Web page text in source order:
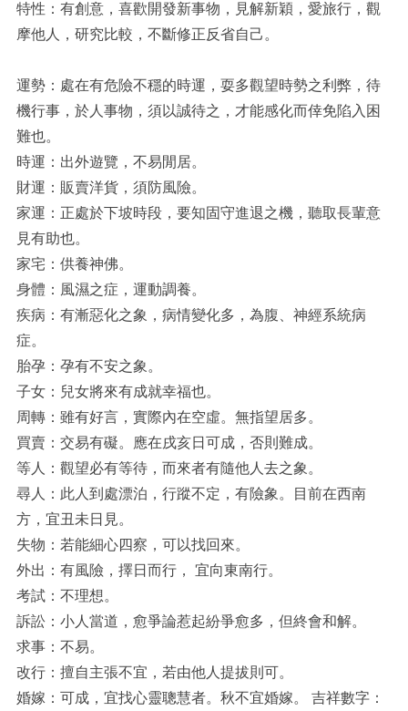
特性：有創意，喜歡開發新事物，見解新穎，愛旅行，觀
摩他人，研究比較，不斷修正反省自己。
運勢：處在有危險不穩的時運，耍多觀望時勢之利弊，待
機行事，於人事物，須以誠待之，才能感化而倖免陷入困
難也。
時運：出外遊覽，不易閒居。
財運：販賣洋貨，須防風險。
家運：正處於下坡時段，要知固守進退之機，聽取長輩意
見有助也。
家宅：供養神佛。
身體：風濕之症，運動調養。
疾病：有漸惡化之象，病情變化多，為腹、神經系統病
症。
胎孕：孕有不安之象。
子女：兒女將來有成就幸福也。
周轉：雖有好言，實際內在空虛。無指望居多。
買賣：交易有礙。應在戌亥日可成，否則難成。
等人：觀望必有等待，而來者有隨他人去之象。
尋人：此人到處漂泊，行蹤不定，有險象。目前在西南
方，宜丑未日見。
失物：若能細心四察，可以找回來。
外出：有風險，擇日而行， 宜向東南行。
考試：不理想。
訴訟：小人當道，愈爭論惹起紛爭愈多，但終會和解。
求事：不易。
改行：擅自主張不宜，若由他人提拔則可。
婚嫁：可成，宜找心靈聰慧者。秋不宜婚嫁。 吉祥數字：